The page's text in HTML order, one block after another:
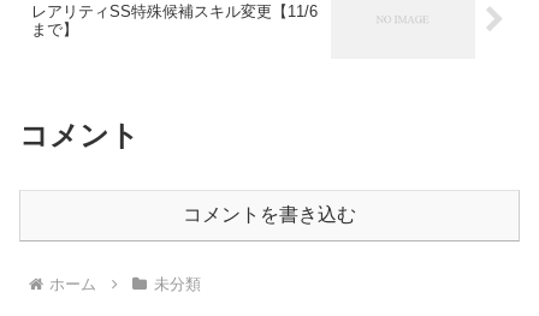
レアリティSS特殊候補スキル変更【11/6
まで】
コメント
コメントを書き込む
ホーム 未分類